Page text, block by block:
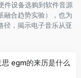
件设备选购到软件音源
融合趋势实验），也为
径，揭示电子音乐从亚
egm的来历是什么